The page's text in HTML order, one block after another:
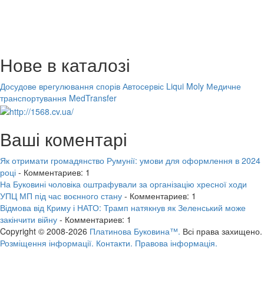
Нове в каталозі
Досудове врегулювання спорів Автосервіс Liqui Moly Медичне
транспортування MedTransfer
Ваші коментарі
Як отримати громадянство Румунії: умови для оформлення в 2024
році - Комментариев: 1
На Буковині чоловіка оштрафували за організацію хресної ходи
УПЦ МП під час воєнного стану - Комментариев: 1
Відмова від Криму і НАТО: Трамп натякнув як Зеленський може
закінчити війну - Комментариев: 1
Copyright © 2008-2026 Платинова Буковина™. Всі права захищено.
Розміщення інформації. Контакти. Правова інформація.